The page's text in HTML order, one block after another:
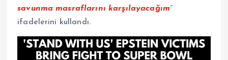
savunma masraflarını karşılayacağım”
ifadelerini kullandı.